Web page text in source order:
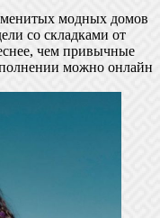
модных домов
со складками от
чем привычные
можно онлайн